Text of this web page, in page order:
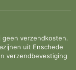
geen verzendkosten.
uit Enschede
verzendbevestiging